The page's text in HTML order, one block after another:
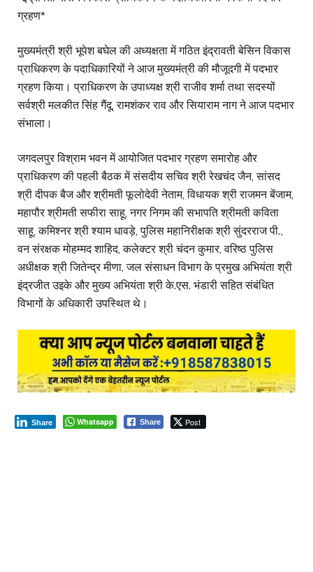
ग्रहण*
मुख्यमंत्री श्री भूपेश बघेल की अध्यक्षता में गठित इंद्रावती बेसिन विकास
प्राधिकरण के पदाधिकारियों ने आज मुख्यमंत्री की मौजूदगी में पदभार
ग्रहण किया। प्राधिकरण के उपाध्यक्ष श्री राजीव शर्मा तथा सदस्यों
सर्वश्री मलकीत सिंह गैंदू, रामशंकर राव और सियाराम नाग ने आज पदभार
संभाला।
जगदलपुर विश्राम भवन में आयोजित पदभार ग्रहण समारोह और
प्राधिकरण की पहली बैठक में संसदीय सचिव श्री रेखचंद जैन, सांसद
श्री दीपक बैज और श्रीमती फूलोदेवी नेताम, विधायक श्री राजमन बेंजाम,
महापौर श्रीमती सफीरा साहू, नगर निगम की सभापति श्रीमती कविता
साहू, कमिश्नर श्री श्याम धावड़े, पुलिस महानिरीक्षक श्री सुंदरराज पी.,
वन संरक्षक मोहम्मद शाहिद, कलेक्टर श्री चंदन कुमार, वरिष्ठ पुलिस
अधीक्षक श्री जितेन्द्र मीणा, जल संसाधन विभाग के प्रमुख अभियंता श्री
इंद्रजीत उइके और मुख्य अभियंता श्री के.एस. भंडारी सहित संबंधित
विभागों के अधिकारी उपस्थित थे।
Whatsapp Share Post
Share